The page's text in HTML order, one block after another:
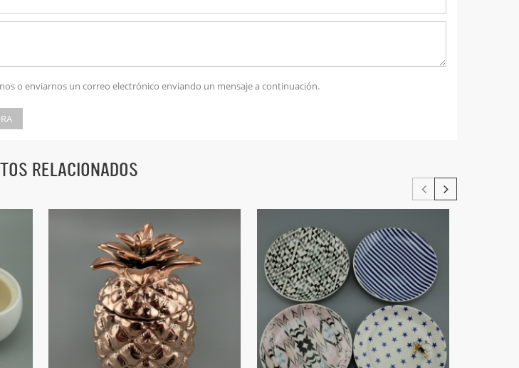
o enviarnos un correo electrónico enviando un mensaje a continuación.
RELACIONADOS